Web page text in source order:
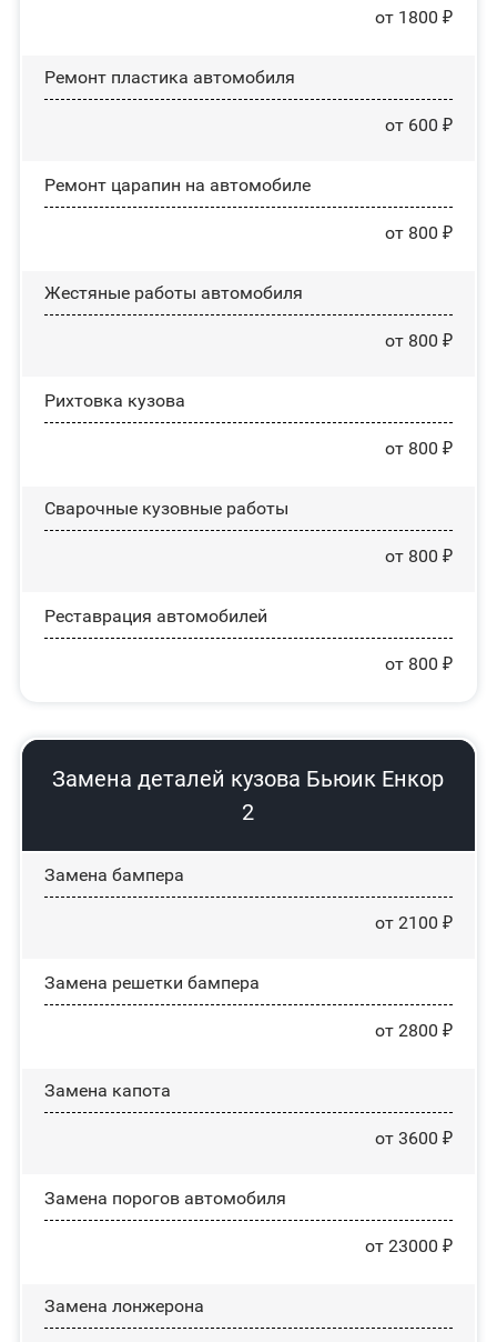
от 1800 ₽
Ремонт пластика автомобиля
от 600 ₽
Ремонт царапин на автомобиле
от 800 ₽
Жестяные работы автомобиля
от 800 ₽
Рихтовка кузова
от 800 ₽
Сварочные кузовные работы
от 800 ₽
Реставрация автомобилей
от 800 ₽
Замена деталей кузова Бьюик Енкор
2
Замена бампера
от 2100 ₽
Замена решетки бампера
от 2800 ₽
Замена капота
от 3600 ₽
Замена порогов автомобиля
от 23000 ₽
Замена лонжерона